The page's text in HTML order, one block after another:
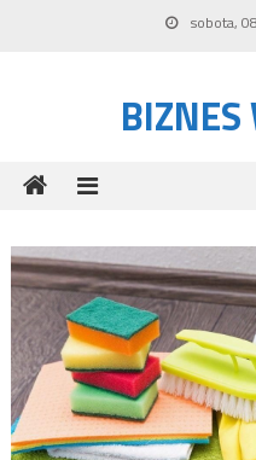
sobota,
BIZNES